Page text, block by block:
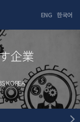
ENG 한국어
企業
KOREA